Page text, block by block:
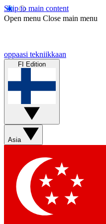
Skip to main content
Open menu Close main menu
oppaasi tekniikkaan
FI Edition
Asia